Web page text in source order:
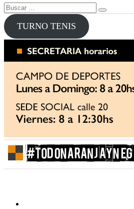
Buscar
por:
Buscar
TURNO TENIS